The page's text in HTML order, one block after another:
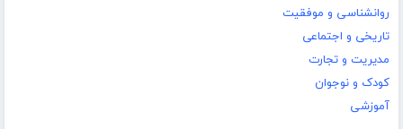
روانشناسی و موفقیت
تاریخی و اجتماعی
مدیریت و تجارت
کودک و نوجوان
آموزشی